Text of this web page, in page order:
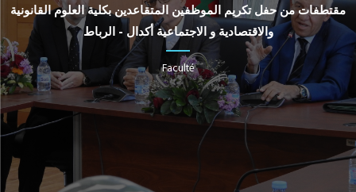
مقتطفات من حفل تكريم الموظفين المتقاعدين بكلية العلوم القانونية
والاقتصادية و الاجتماعية أكدال - الرباط
Faculté